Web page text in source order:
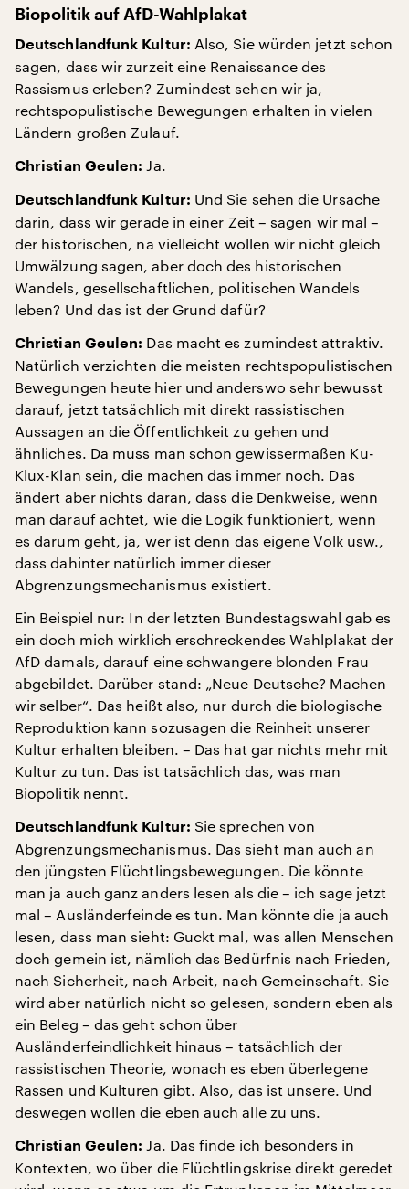
Biopolitik auf AfD-Wahlplakat
Deutschlandfunk Kultur: Also, Sie würden jetzt schon
sagen, dass wir zurzeit eine Renaissance des
Rassismus erleben? Zumindest sehen wir ja,
rechtspopulistische Bewegungen erhalten in vielen
Ländern großen Zulauf.
Christian Geulen: Ja.
Deutschlandfunk Kultur: Und Sie sehen die Ursache
darin, dass wir gerade in einer Zeit – sagen wir mal –
der historischen, na vielleicht wollen wir nicht gleich
Umwälzung sagen, aber doch des historischen
Wandels, gesellschaftlichen, politischen Wandels
leben? Und das ist der Grund dafür?
Christian Geulen: Das macht es zumindest attraktiv.
Natürlich verzichten die meisten rechtspopulistischen
Bewegungen heute hier und anderswo sehr bewusst
darauf, jetzt tatsächlich mit direkt rassistischen
Aussagen an die Öffentlichkeit zu gehen und
ähnliches. Da muss man schon gewissermaßen Ku-
Klux-Klan sein, die machen das immer noch. Das
ändert aber nichts daran, dass die Denkweise, wenn
man darauf achtet, wie die Logik funktioniert, wenn
es darum geht, ja, wer ist denn das eigene Volk usw.,
dass dahinter natürlich immer dieser
Abgrenzungsmechanismus existiert.
Ein Beispiel nur: In der letzten Bundestagswahl gab es
ein doch mich wirklich erschreckendes Wahlplakat der
AfD damals, darauf eine schwangere blonden Frau
abgebildet. Darüber stand: „Neue Deutsche? Machen
wir selber“. Das heißt also, nur durch die biologische
Reproduktion kann sozusagen die Reinheit unserer
Kultur erhalten bleiben. – Das hat gar nichts mehr mit
Kultur zu tun. Das ist tatsächlich das, was man
Biopolitik nennt.
Deutschlandfunk Kultur: Sie sprechen von
Abgrenzungsmechanismus. Das sieht man auch an
den jüngsten Flüchtlingsbewegungen. Die könnte
man ja auch ganz anders lesen als die – ich sage jetzt
mal – Ausländerfeinde es tun. Man könnte die ja auch
lesen, dass man sieht: Guckt mal, was allen Menschen
doch gemein ist, nämlich das Bedürfnis nach Frieden,
nach Sicherheit, nach Arbeit, nach Gemeinschaft. Sie
wird aber natürlich nicht so gelesen, sondern eben als
ein Beleg – das geht schon über
Ausländerfeindlichkeit hinaus – tatsächlich der
rassistischen Theorie, wonach es eben überlegene
Rassen und Kulturen gibt. Also, das ist unsere. Und
deswegen wollen die eben auch alle zu uns.
Christian Geulen: Ja. Das finde ich besonders in
Kontexten, wo über die Flüchtlingskrise direkt geredet